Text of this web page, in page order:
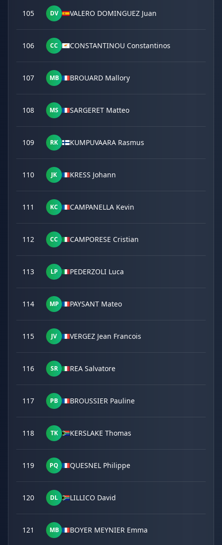
105 DV VALERO DOMINGUEZ Juan
106 CC CONSTANTINOU Constantinos
107 MB BROUARD Mallory
108 MS SARGERET Matteo
109 RK KUMPUVAARA Rasmus
110 JK KRESS Johann
111 KC CAMPANELLA Kevin
112 CC CAMPORESE Cristian
113 LP PEDERZOLI Luca
114 MP PAYSANT Mateo
115 JV VERGEZ Jean Francois
116 SR REA Salvatore
117 PB BROUSSIER Pauline
118 TK KERSLAKE Thomas
119 PQ QUESNEL Philippe
120 DL LILLICO David
121 MB BOYER MEYNIER Emma